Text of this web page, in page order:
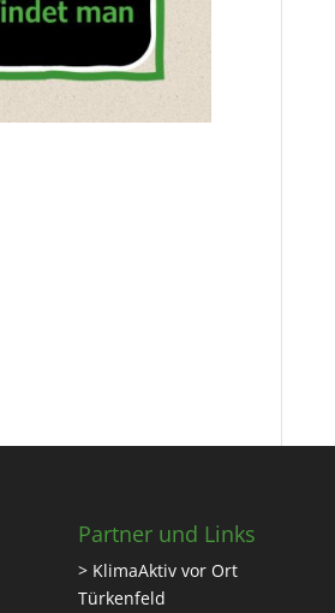
Partner und Links
> KlimaAktiv vor Ort
Türkenfeld